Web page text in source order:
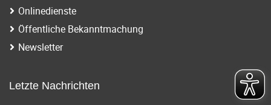
Onlinedienste
Öffentliche Bekanntmachung
Newsletter
Letzte Nachrichten